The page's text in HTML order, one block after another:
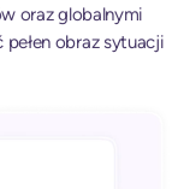
oraz globalnymi
obraz sytuacji